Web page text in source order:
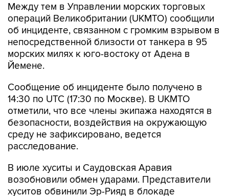
Между тем в Управлении морских торговых
операций Великобритании (UKMTO) сообщили
об инциденте, связанном с громким взрывом в
непосредственной близости от танкера в 95
морских милях к юго-востоку от Адена в
Йемене.
Сообщение об инциденте было получено в
14:30 по UTC (17:30 по Москве). В UKMTO
отметили, что все члены экипажа находятся в
безопасности, воздействия на окружающую
среду не зафиксировано, ведется
расследование.
В июле хуситы и Саудовская Аравия
возобновили обмен ударами. Представители
хуситов обвинили Эр-Рияд в блокаде